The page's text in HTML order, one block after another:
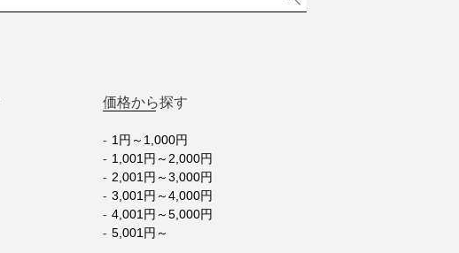
価格から探す
1円～1,000円
1,001円～2,000円
2,001円～3,000円
3,001円～4,000円
4,001円～5,000円
5,001円～